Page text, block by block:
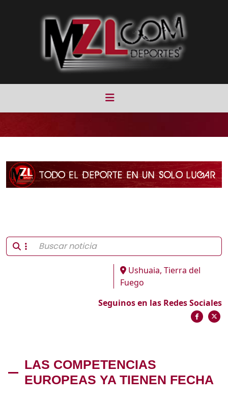
Ushuaia, Tierra del
Fuego
Seguinos en las Redes Sociales
LAS COMPETENCIAS
EUROPEAS YA TIENEN FECHA